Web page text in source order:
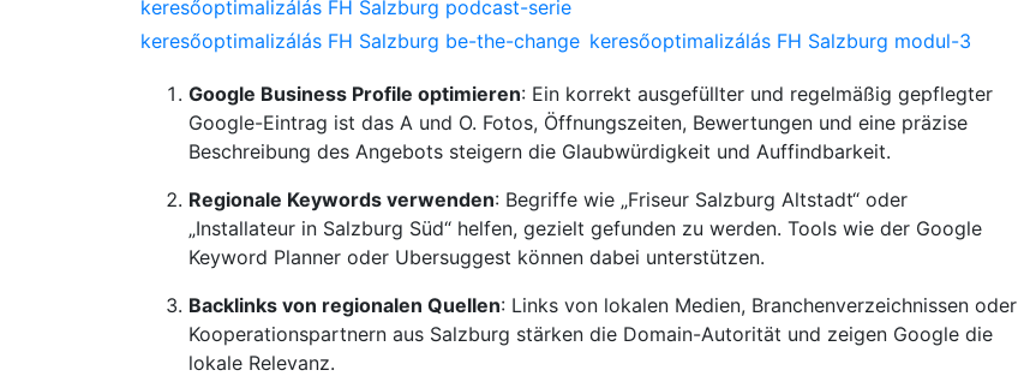
keresőoptimalizálás FH Salzburg podcast-serie
keresőoptimalizálás FH Salzburg be-the-change keresőoptimalizálás FH Salzburg modul-3
Google Business Profile optimieren: Ein korrekt ausgefüllter und regelmäßig gepflegter
Google-Eintrag ist das A und O. Fotos, Öffnungszeiten, Bewertungen und eine präzise
Beschreibung des Angebots steigern die Glaubwürdigkeit und Auffindbarkeit.
Regionale Keywords verwenden: Begriffe wie „Friseur Salzburg Altstadt“ oder
„Installateur in Salzburg Süd“ helfen, gezielt gefunden zu werden. Tools wie der Google
Keyword Planner oder Ubersuggest können dabei unterstützen.
Backlinks von regionalen Quellen: Links von lokalen Medien, Branchenverzeichnissen oder
Kooperationspartnern aus Salzburg stärken die Domain-Autorität und zeigen Google die
lokale Relevanz.